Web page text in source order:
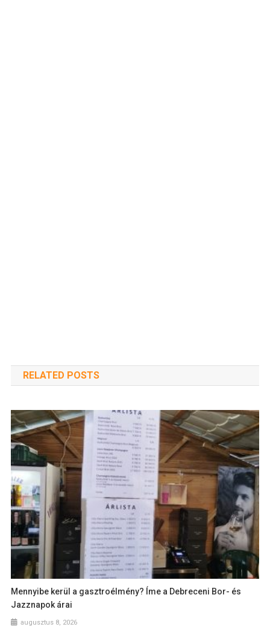
RELATED POSTS
Mennyibe kerül a gasztroélmény? Íme a Debreceni Bor- és
Jazznapok árai
augusztus 8, 2026